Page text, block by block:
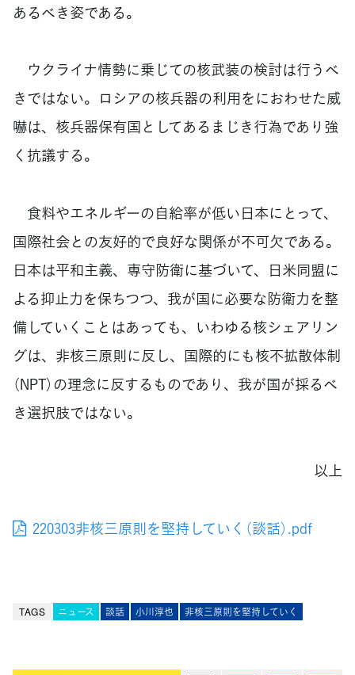
あるべき姿である。
ウクライナ情勢に乗じての核武装の検討は行うべ
きではない。ロシアの核兵器の利用をにおわせた威
嚇は、核兵器保有国としてあるまじき行為であり強
く抗議する。
食料やエネルギーの自給率が低い日本にとって、
国際社会との友好的で良好な関係が不可欠である。
日本は平和主義、専守防衛に基づいて、日米同盟に
よる抑止力を保ちつつ、我が国に必要な防衛力を整
備していくことはあっても、いわゆる核シェアリン
グは、非核三原則に反し、国際的にも核不拡散体制
（NPT）の理念に反するものであり、我が国が採るべ
き選択肢ではない。
以上
220303非核三原則を堅持していく（談話）.pdf
TAGS ニュース 談話 小川淳也 非核三原則を堅持していく